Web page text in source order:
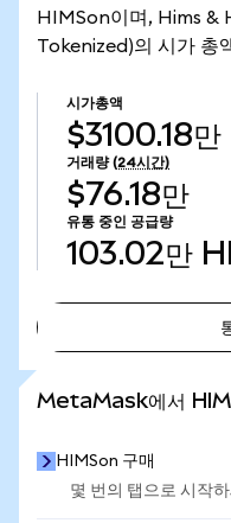
HIMSon이며, Hims
Tokenized)의 시가 총
시가총액
$3100.18만
거래량 (24시간)
$76.18만
유통 중인 공급량
103.02만
MetaMask에서
HIMSon 구매
몇 번의 탭으로 시작